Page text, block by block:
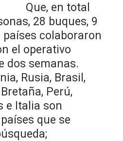
total
28 buques, 9
países colaboraron
el operativo
dos semanas.
Rusia, Brasil,
Perú,
e Italia son
que se